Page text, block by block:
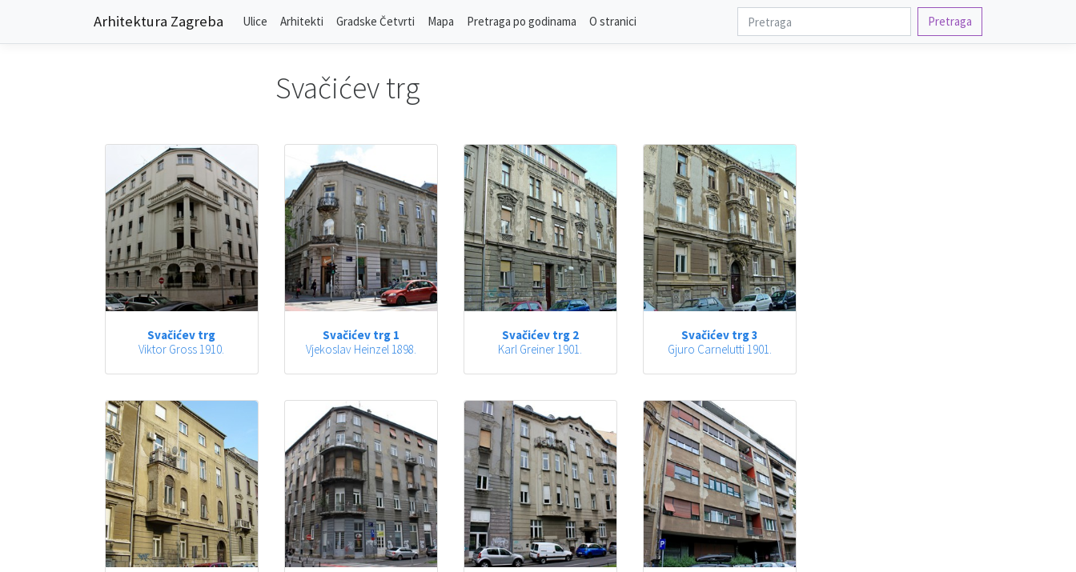
Arhitektura Zagreba Ulice Arhitekti Gradske Četvrti Mapa Pretraga po godinama O stranici Pretraga
Svačićev trg
Svačićev trg
Viktor Gross 1910.
Svačićev trg 1
Vjekoslav Heinzel 1898.
Svačićev trg 2
Karl Greiner 1901.
Svačićev trg 3
Gjuro Carnelutti 1901.